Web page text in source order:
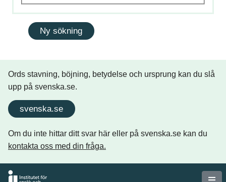
Ords stavning, böjning, betydelse och ursprung kan du slå
upp på svenska.se.
svenska.se
Om du inte hittar ditt svar här eller på svenska.se kan du
kontakta oss med din fråga.